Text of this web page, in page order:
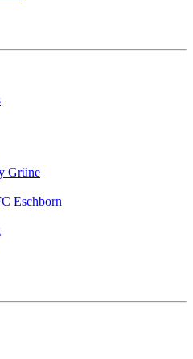
Grüne
Eschborn